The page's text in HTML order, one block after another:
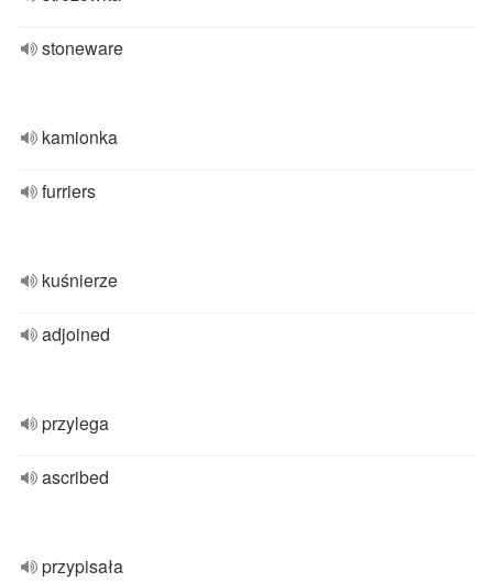
stoneware
kamionka
furriers
kuśnierze
adjoined
przylega
ascribed
przypisała